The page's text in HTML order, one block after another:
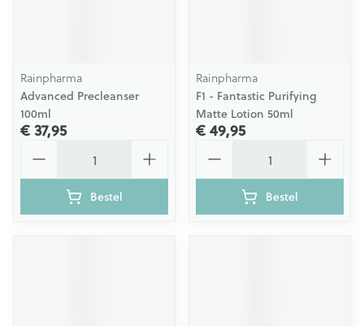
Rainpharma
Advanced Precleanser
100ml
€ 37,95
Bestel
Rainpharma
F1 - Fantastic Purifying
Matte Lotion 50ml
€ 49,95
Bestel